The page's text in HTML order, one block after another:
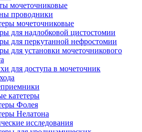
мочеточниковые
проводники
мочеточниковые
для надлобковой цистостомии
для перкутанной нефростомии
для установки мочеточникового
для доступа в мочеточник
катетеры
Фолея
Нелатона
исследования